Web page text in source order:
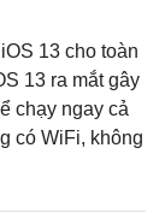
13 cho toàn
13 ra mắt gây
chạy ngay cả
có WiFi, không